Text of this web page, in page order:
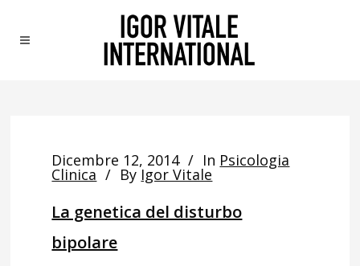
Dicembre 12, 2014 In Psicologia
Clinica By Igor Vitale
La genetica del disturbo
bipolare